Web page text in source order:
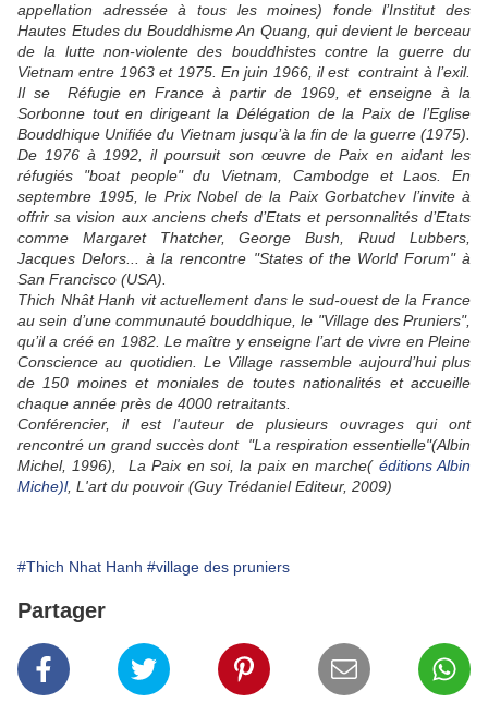
appellation adressée à tous les moines) fonde l’Institut des
Hautes Etudes du Bouddhisme An Quang, qui devient le berceau
de la lutte non-violente des bouddhistes contre la guerre du
Vietnam entre 1963 et 1975. En juin 1966, il est contraint à l’exil.
Il se Réfugie en France à partir de 1969, et enseigne à la
Sorbonne tout en dirigeant la Délégation de la Paix de l’Eglise
Bouddhique Unifiée du Vietnam jusqu’à la fin de la guerre (1975).
De 1976 à 1992, il poursuit son œuvre de Paix en aidant les
réfugiés "boat people" du Vietnam, Cambodge et Laos. En
septembre 1995, le Prix Nobel de la Paix Gorbatchev l’invite à
offrir sa vision aux anciens chefs d’Etats et personnalités d’Etats
comme Margaret Thatcher, George Bush, Ruud Lubbers,
Jacques Delors... à la rencontre "States of the World Forum" à
San Francisco (USA).
Thich Nhât Hanh vit actuellement dans le sud-ouest de la France
au sein d’une communauté bouddhique, le "Village des Pruniers",
qu’il a créé en 1982. Le maître y enseigne l’art de vivre en Pleine
Conscience au quotidien. Le Village rassemble aujourd’hui plus
de 150 moines et moniales de toutes nationalités et accueille
chaque année près de 4000 retraitants.
Conférencier, il est l'auteur de plusieurs ouvrages qui ont
rencontré un grand succès dont "La respiration essentielle"(Albin
Michel, 1996), La Paix en soi, la paix en marche( éditions Albin
Miche)l, L'art du pouvoir (Guy Trédaniel Editeur, 2009)
#Thich Nhat Hanh #village des pruniers
Partager